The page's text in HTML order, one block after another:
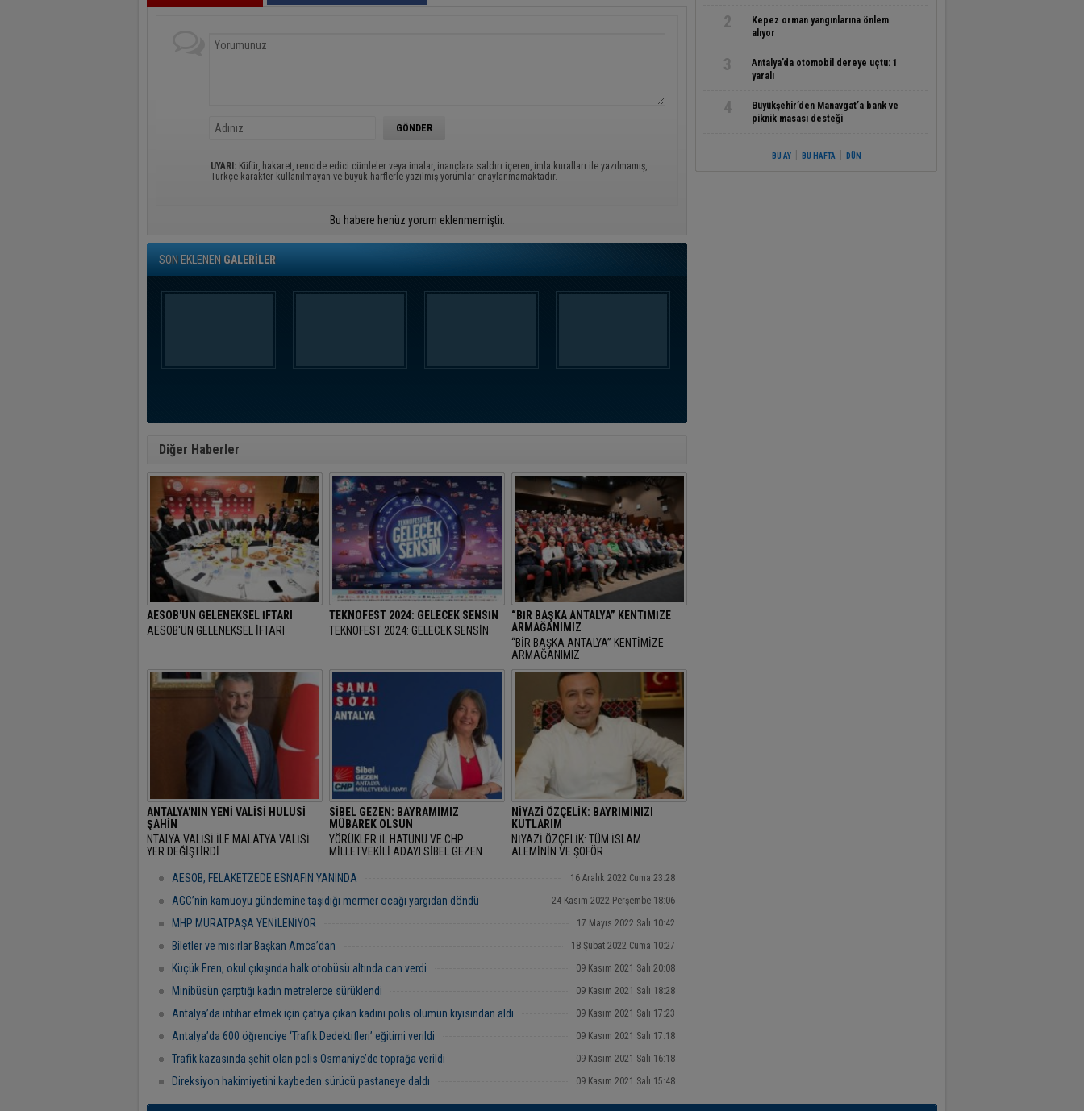
UYARI: Küfür, hakaret, rencide edici cümleler veya imalar, inançlara saldırı içeren, imla kuralları ile yazılmamış,
Türkçe karakter kullanılmayan ve büyük harflerle yazılmış yorumlar onaylanmamaktadır.
Bu habere henüz yorum eklenmemiştir.
SON EKLENEN GALERİLER
Diğer Haberler
AESOB'UN GELENEKSEL İFTARI
AESOB'UN GELENEKSEL İFTARI
TEKNOFEST 2024: GELECEK SENSİN
TEKNOFEST 2024: GELECEK SENSİN
“BİR BAŞKA ANTALYA” KENTİMİZE
ARMAĞANIMIZ
“BİR BAŞKA ANTALYA” KENTİMİZE
ARMAĞANIMIZ
ANTALYA'NIN YENİ VALİSİ HULUSİ
ŞAHİN
NTALYA VALİSİ İLE MALATYA VALİSİ
YER DEĞİŞTİRDİ
SİBEL GEZEN: BAYRAMIMIZ
MÜBAREK OLSUN
YÖRÜKLER İL HATUNU VE CHP
MİLLETVEKİLİ ADAYI SİBEL GEZEN
"BAŞRAMIMIZ MÜBAREK OLSUN" DEDİ.
NİYAZİ ÖZÇELİK: BAYRIMINIZI
KUTLARIM
NİYAZİ ÖZÇELİK: TÜM İSLAM
ALEMİNİN VE ŞOFÖR
BAYRAMINIZI KUTLARIM
AESOB, FELAKETZEDE ESNAFIN YANINDA 16 Aralık 2022 Cuma 23:28
AGC’nin kamuoyu gündemine taşıdığı mermer ocağı yargıdan döndü 24 Kasım 2022 Perşembe 18:06
MHP MURATPAŞA YENİLENİYOR 17 Mayıs 2022 Salı 10:42
Biletler ve mısırlar Başkan Amca’dan 18 Şubat 2022 Cuma 10:27
Küçük Eren, okul çıkışında halk otobüsü altında can verdi 09 Kasım 2021 Salı 20:08
Minibüsün çarptığı kadın metrelerce sürüklendi 09 Kasım 2021 Salı 18:28
Antalya’da intihar etmek için çatıya çıkan kadını polis ölümün kıyısından aldı 09 Kasım 2021 Salı 17:23
Antalya’da 600 öğrenciye ‘Trafik Dedektifleri’ eğitimi verildi 09 Kasım 2021 Salı 17:18
Trafik kazasında şehit olan polis Osmaniye’de toprağa verildi 09 Kasım 2021 Salı 16:18
Direksiyon hakimiyetini kaybeden sürücü pastaneye daldı 09 Kasım 2021 Salı 15:48
2
Kepez orman yangınlarına önlem
alıyor
3
Antalya’da otomobil dereye uçtu: 1
yaralı
4
Büyükşehir’den Manavgat’a bank ve
piknik masası desteği
BU AY BU HAFTA DÜN